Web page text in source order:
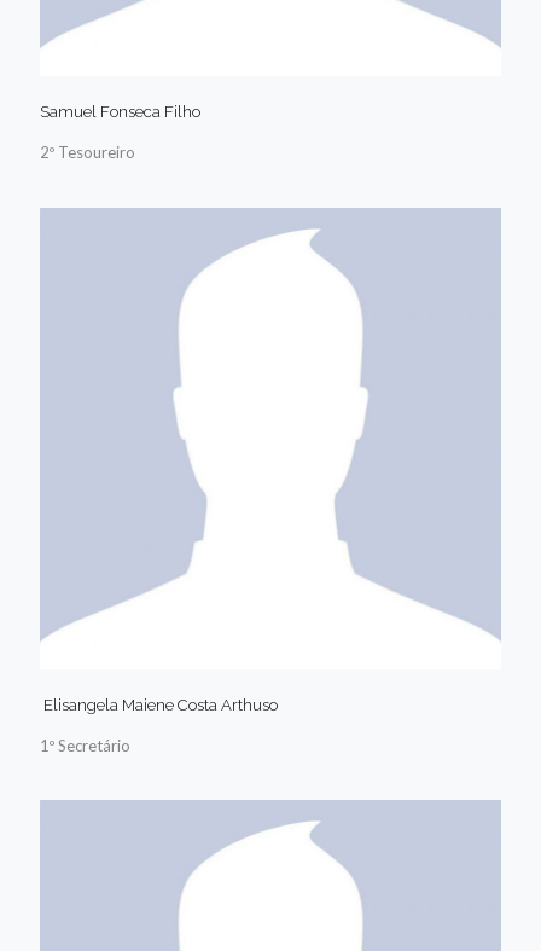
Samuel Fonseca Filho
2º Tesoureiro
Elisangela Maiene Costa Arthuso
1º Secretário